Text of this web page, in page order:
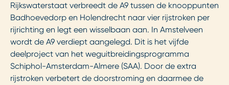
Rijkswaterstaat verbreedt de A9 tussen de knooppunten
Badhoevedorp en Holendrecht naar vier rijstroken per
rijrichting en legt een wisselbaan aan. In Amstelveen
wordt de A9 verdiept aangelegd. Dit is het vijfde
deelproject van het weguitbreidingsprogramma
Schiphol-Amsterdam-Almere (SAA). Door de extra
rijstroken verbetert de doorstroming en daarmee de